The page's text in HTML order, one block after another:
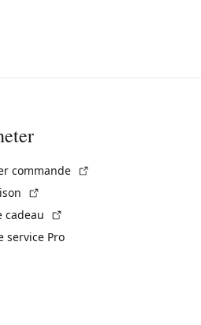
commande
cadeau
service Pro